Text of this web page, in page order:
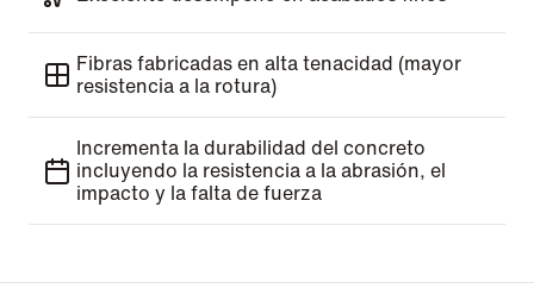
Fibras fabricadas en alta tenacidad (mayor
resistencia a la rotura)
Incrementa la durabilidad del concreto
incluyendo la resistencia a la abrasión, el
impacto y la falta de fuerza